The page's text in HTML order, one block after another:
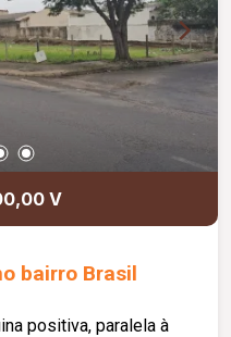
V
bairro Brasil
positiva, paralela à